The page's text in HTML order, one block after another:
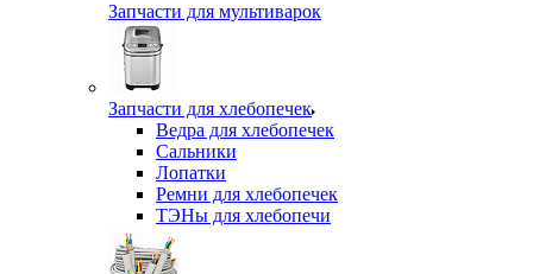
Запчасти для мультиварок
Запчасти для хлебопечек
Ведра для хлебопечек
Сальники
Лопатки
Ремни для хлебопечек
ТЭНы для хлебопечи